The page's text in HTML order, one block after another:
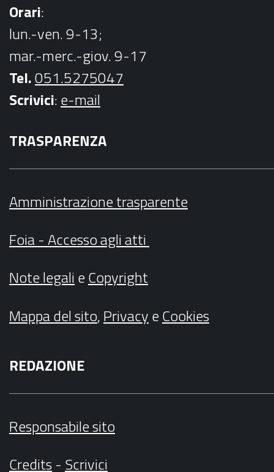
Orari:
lun.-ven. 9-13;
mar.-merc.-giov. 9-17
Tel.051.5275047
Scrivici:e-mail
TRASPARENZA
Amministrazione trasparente
Foia - Accesso agli atti
Note legalieCopyright
Mappa del sito,PrivacyeCookies
REDAZIONE
Responsabile sito
Credits- Scrivici